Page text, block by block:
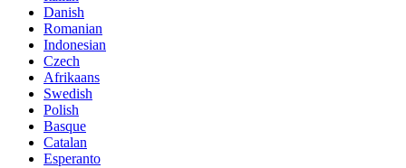
Danish
Romanian
Indonesian
Czech
Afrikaans
Swedish
Polish
Basque
Catalan
Esperanto